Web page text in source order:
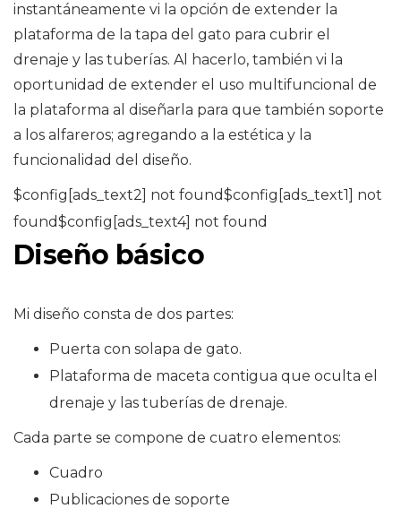
instantáneamente vi la opción de extender la
plataforma de la tapa del gato para cubrir el
drenaje y las tuberías. Al hacerlo, también vi la
oportunidad de extender el uso multifuncional de
la plataforma al diseñarla para que también soporte
a los alfareros; agregando a la estética y la
funcionalidad del diseño.
$config[ads_text2] not found$config[ads_text1] not
found$config[ads_text4] not found
Diseño básico
Mi diseño consta de dos partes:
Puerta con solapa de gato.
Plataforma de maceta contigua que oculta el
drenaje y las tuberías de drenaje.
Cada parte se compone de cuatro elementos:
Cuadro
Publicaciones de soporte